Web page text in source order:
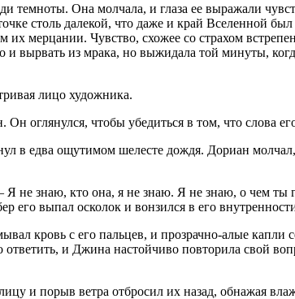
Она молчала, и глаза ее выражали
столь далекой, что даже и край
их мерцании. Чувство, схожее со страхом
вырвать из мрака, но выжидала той минуты,
лицо художника.
оглянулся, чтобы убедиться в том, что слова
в едва ощутимом шелесте дождя. Дориан
не знаю, кто она, я не знаю. Я не знаю, о чем
его выпал осколок и вонзился в его
кровь с его пальцев, и прозрачно-алые капли
и Джина настойчиво повторила свой
и порыв ветра отбросил их назад, обнажая